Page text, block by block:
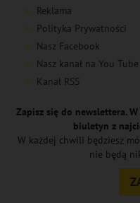
Reklama
Polityka Prywatności
Nasz Facebook
Nasz kanał na You Tube
Kanał RSS
Zapisz się do newslettera. W
biuletyn z
W każdej chwili będziesz
nie będą